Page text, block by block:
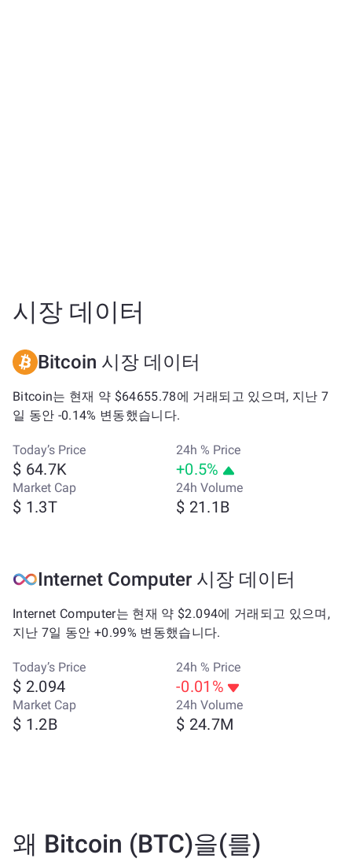
시장 데이터
Bitcoin 시장 데이터
Bitcoin는 현재 약 $64655.78에 거래되고 있으며, 지난 7
일 동안 -0.14% 변동했습니다.
Today’s Price
$ 64.7K
24h % Price
+0.5%
Market Cap
$ 1.3T
24h Volume
$ 21.1B
Internet Computer 시장 데이터
Internet Computer는 현재 약 $2.094에 거래되고 있으며,
지난 7일 동안 +0.99% 변동했습니다.
Today’s Price
$ 2.094
24h % Price
-0.01%
Market Cap
$ 1.2B
24h Volume
$ 24.7M
왜 Bitcoin (BTC)을(를)